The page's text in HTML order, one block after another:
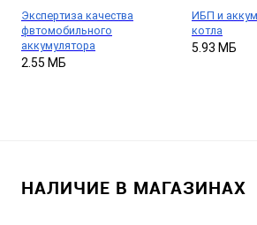
Экспертиза качества
фвтомобильного
аккумулятора
2.55 МБ
ИБП и
котла
5.93 МБ
НАЛИЧИЕ В МАГАЗИНАХ